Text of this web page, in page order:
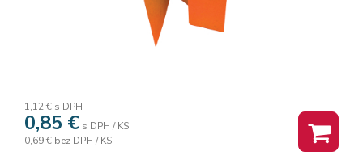
1,12 €s DPH
0,85 € s DPH / KS
0,69 € bez DPH / KS